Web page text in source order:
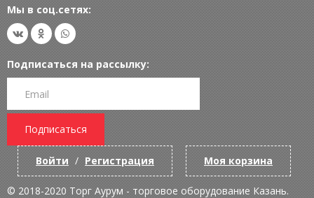
Мы в соц.сетях:
Подписаться на рассылку:
Подписаться
Войти / Регистрация Моя корзина
© 2018-2020 Торг Аурум - торговое оборудование Казань.